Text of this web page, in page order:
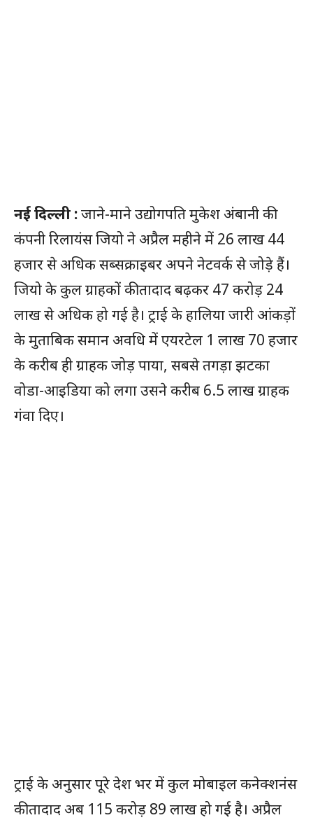
नई दिल्ली :जाने-माने उद्योगपति मुकेश अंबानी की
कंपनी रिलायंस जियो ने अप्रैल महीने में 26 लाख 44
हजार से अधिक सब्सक्राइबर अपने नेटवर्क से जोड़े हैं।
जियो के कुल ग्राहकों की तादाद बढ़कर 47 करोड़ 24
लाख से अधिक हो गई है। ट्राई के हालिया जारी आंकड़ों
के मुताबिक समान अवधि में एयरटेल 1 लाख 70 हजार
के करीब ही ग्राहक जोड़ पाया, सबसे तगड़ा झटका
वोडा-आइडिया को लगा उसने करीब 6.5 लाख ग्राहक
गंवा दिए।
ट्राई के अनुसार पूरे देश भर में कुल मोबाइल कनेक्शनंस
की तादाद अब 115 करोड़ 89 लाख हो गई है। अप्रैल